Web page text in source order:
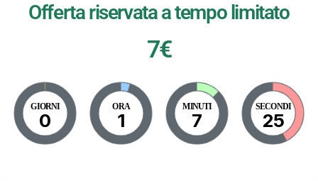
Offerta riservata a tempo limitato
7€
GIORNI
0
ORA
1
MINUTI
7
SECONDI
25